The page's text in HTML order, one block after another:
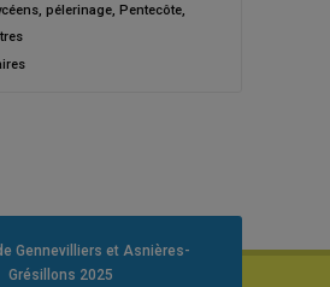
, pélerinage, Pentecôte,
Gennevilliers et Asnières-
Grésillons 2025